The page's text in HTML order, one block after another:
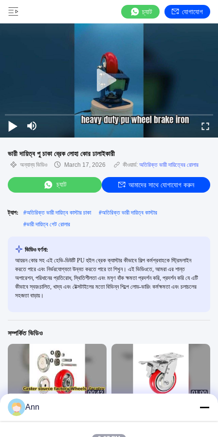
চ্যাট যোগাযোগ
ভারী দায়িত্ব পু চাকা ব্রেক লোহা কোর ঢালাইকারী
অন্যান্য ভিডিও March 17, 2026 কীওয়ার্ড: অতিরিক্ত ভারী দায়িত্বের রোলার
চ্যাট আমাদের সাথে যোগাযোগ করুন
ট্যাগ: #অতিরিক্ত ভারী দায়িত্ব কাস্টার চাকা #অতিরিক্ত ভারী দায়িত্ব কাস্টার
#ভারী দায়িত্ব গেট রোলার
ভিডিও বর্ণনা:
আয়রন কোর সহ এই হেভি-ডিউটি ​​PU হুইল ব্রেক ক্যাস্টার কীভাবে শিল্প কর্মপ্রবাহকে স্ট্রিমলাইন
করতে পারে এবং নির্ভরযোগ্যতা উন্নত করতে পারে তা শিখুন। এই ভিডিওতে, আমরা এর শান্ত
অপারেশন, পরিধানের প্রতিরোধ, স্থিতিশীলতা এবং মসৃণ বাঁক ক্ষমতা প্রদর্শন করি, প্রদর্শন করি যে এটি
কীভাবে স্বয়ংচালিত, খাদ্য এবং টেক্সটাইলের মতো বিভিন্ন শিল্পে লোড-ভারিং কর্মক্ষমতা এবং চলাচলের
সহজতা বাড়ায়।
সম্পর্কিত ভিডিও
00:42
ঢালাই উৎস কারখানা চাকার কারখানা
নতুন
01:00
Ann